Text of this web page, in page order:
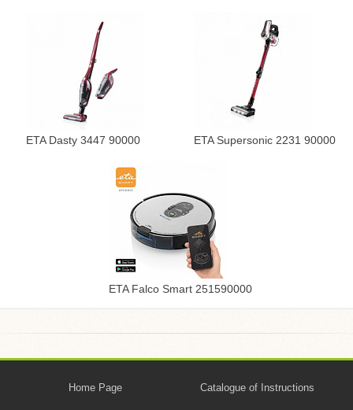
ETA Dasty 3447 90000 ETA Supersonic 2231 90000
ETA Falco Smart 251590000
Home Page Catalogue of Instructions